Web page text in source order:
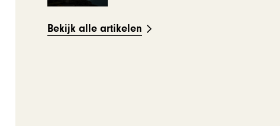
Bekijk alle artikelen